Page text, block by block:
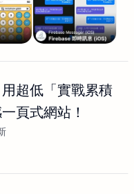
用超低「實戰累積
頁式網站！